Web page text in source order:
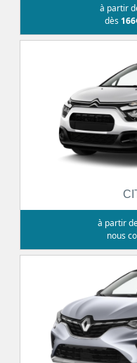
à partir
dès
à partir
nous